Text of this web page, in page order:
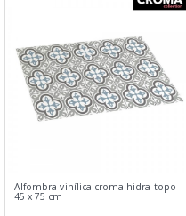
Alfombra vinílica croma hidra topo
45 x 75 cm